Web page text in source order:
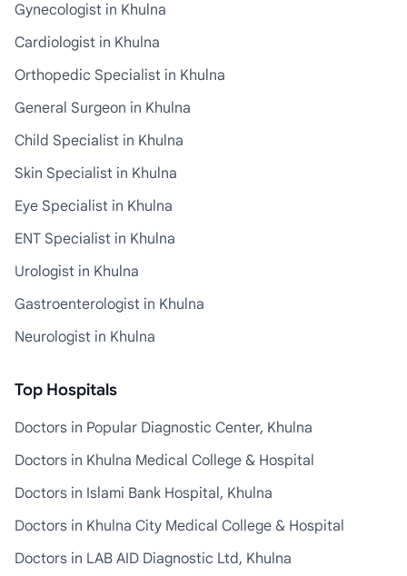
Gynecologist in Khulna
Cardiologist in Khulna
Orthopedic Specialist in Khulna
General Surgeon in Khulna
Child Specialist in Khulna
Skin Specialist in Khulna
Eye Specialist in Khulna
ENT Specialist in Khulna
Urologist in Khulna
Gastroenterologist in Khulna
Neurologist in Khulna
Top Hospitals
Doctors in Popular Diagnostic Center, Khulna
Doctors in Khulna Medical College & Hospital
Doctors in Islami Bank Hospital, Khulna
Doctors in Khulna City Medical College & Hospital
Doctors in LAB AID Diagnostic Ltd, Khulna